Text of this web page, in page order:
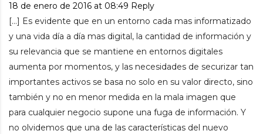
18 de enero de 2016 at 08:49 Reply
[…] Es evidente que en un entorno cada mas informatizado
y una vida día a día mas digital, la cantidad de información y
su relevancia que se mantiene en entornos digitales
aumenta por momentos, y las necesidades de securizar tan
importantes activos se basa no solo en su valor directo, sino
también y no en menor medida en la mala imagen que
para cualquier negocio supone una fuga de información. Y
no olvidemos que una de las características del nuevo